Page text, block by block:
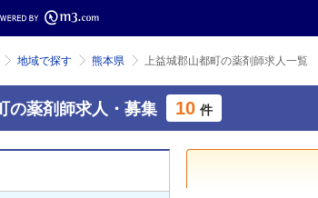
地域で探す 熊本県 上益城郡山都町の薬剤師求人一覧
の薬剤師求人・募集 10 件